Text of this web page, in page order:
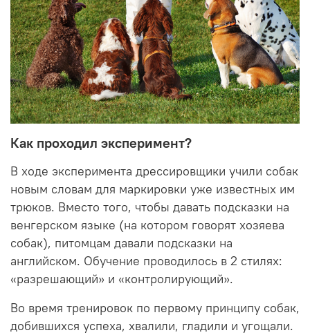
Как проходил эксперимент?
В ходе эксперимента дрессировщики учили собак
новым словам для маркировки уже известных им
трюков. Вместо того, чтобы давать подсказки на
венгерском языке (на котором говорят хозяева
собак), питомцам давали подсказки на
английском. Обучение проводилось в 2 стилях:
«разрешающий» и «контролирующий».
Во время тренировок по первому принципу собак,
добившихся успеха, хвалили, гладили и угощали.